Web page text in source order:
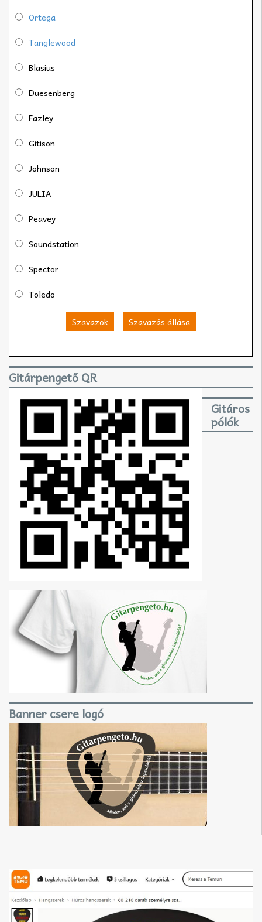
Ortega
Tanglewood
Blasius
Duesenberg
Fazley
Gitison
Johnson
JULIA
Peavey
Soundstation
Spector
Toledo
Szavazok Szavazás állása
Gitárpengető QR
Gitáros
pólók
Banner csere logó